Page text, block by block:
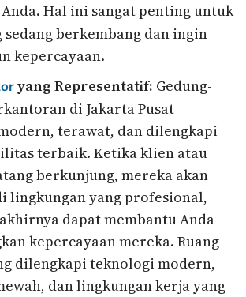
Anda. Hal ini sangat penting untuk
sedang berkembang dan ingin
kepercayaan.
yang Representatif: Gedung-
di Jakarta Pusat
terawat, dan dilengkapi
terbaik. Ketika klien atau
berkunjung, mereka akan
lingkungan yang profesional,
dapat membantu Anda
kepercayaan mereka. Ruang
dilengkapi teknologi modern,
dan lingkungan kerja yang